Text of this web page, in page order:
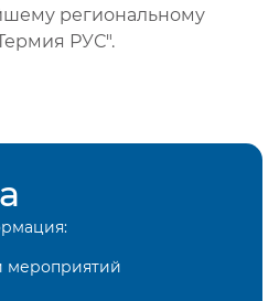
региональному
РУС".
мероприятий